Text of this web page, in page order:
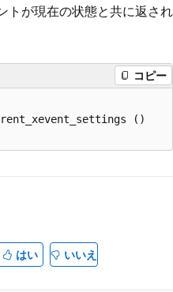
トが現在の状態と共に返され
コピー
()
はい いいえ